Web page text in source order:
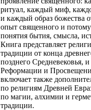
ритуал, каждый миф,
и каждый образ божества
опыт священного и потому
понятия бытия, смысла,
Книга представляет
традиции от конца
позднего Средневековья, и
Реформации и
включает также
по религиям Древней
по магии, алхимии и
традиции.